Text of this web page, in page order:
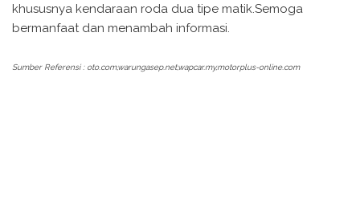
khususnya kendaraan roda dua tipe matik.Semoga
bermanfaat dan menambah informasi.
Sumber Referensi : oto.com,warungasep.net,wapcar.my,motorplus-online.com